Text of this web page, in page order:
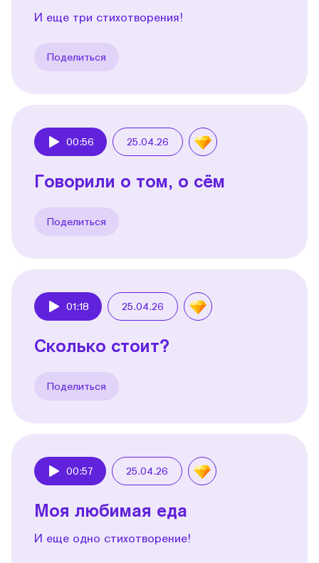
И еще три стихотворения!
Поделиться
00:56 25.04.26
Говорили о том, о сём
Поделиться
01:18 25.04.26
Сколько стоит?
Поделиться
00:57 25.04.26
Моя любимая еда
И еще одно стихотворение!